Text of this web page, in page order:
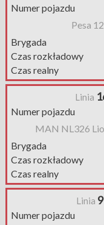
Numer pojazdu
Pesa
Brygada
Czas rozkładowy
Czas realny
Linia
Numer pojazdu
MAN NL326
Brygada
Czas rozkładowy
Czas realny
Linia 9
Numer pojazdu